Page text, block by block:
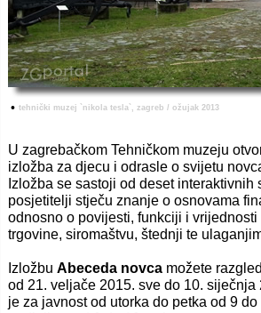
• tehnički muzej `nikola tesla`, zagreb / ožujak 2013
U zagrebačkom Tehničkom muzeju
izložba za djecu i odrasle o svijetu
Izložba se sastoji od deset interaktivnih
posjetitelji stječu znanje o osnovama
odnosno o povijesti, funkciji i
trgovine, siromaštvu, štednji te
Izložbu Abeceda novca možete
od 21. veljače 2015. sve do 10. siječnja
je za javnost od utorka do petka od 9